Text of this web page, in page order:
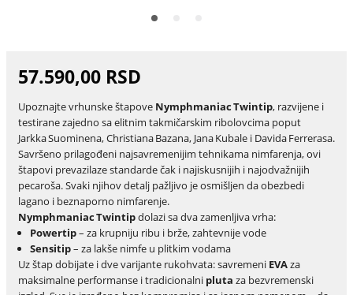
57.590,00 RSD
Upoznajte vrhunske štapove Nymphmaniac Twintip, razvijene i
testirane zajedno sa elitnim takmičarskim ribolovcima poput
Jarkka Suominena, Christiana Bazana, Jana Kubale i Davida Ferrerasa.
Savršeno prilagođeni najsavremenijim tehnikama nimfarenja, ovi
štapovi prevazilaze standarde čak i najiskusnijih i najodvažnijih
pecaroša. Svaki njihov detalj pažljivo je osmišljen da obezbedi
lagano i beznaporno nimfarenje.
Nymphmaniac Twintipdolazi sa dva zamenljiva vrha:
Powertip– za krupniju ribu i brže, zahtevnije vode
Sensitip– za lakše nimfe u plitkim vodama
Uz štap dobijate i dve varijante rukohvata: savremeni EVAza
maksimalne performanse i tradicionalni pluta za bezvremenski